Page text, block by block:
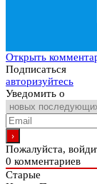
Открыть
Подписаться
авторизуйтесь
Уведомить о
Пожалуйста,
0 комментариев
Старые